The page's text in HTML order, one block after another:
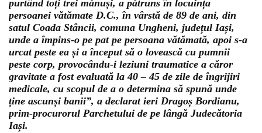
purtând toți trei mănuși, a pătruns în locuința
persoanei vătămate D.C., în vârstă de 89 de ani, din
satul Coada Stâncii, comuna Ungheni, județul Iași,
unde a împins-o pe pat pe persoana vătămată, apoi s-a
urcat peste ea și a început să o lovească cu pumnii
peste corp, provocându-i leziuni traumatice a căror
gravitate a fost evaluată la 40 – 45 de zile de îngrijiri
medicale, cu scopul de a o determina să spună unde
ține ascunși banii”, a declarat ieri Dragoș Bordianu,
prim-procurorul Parchetului de pe lângă Judecătoria
Iași.